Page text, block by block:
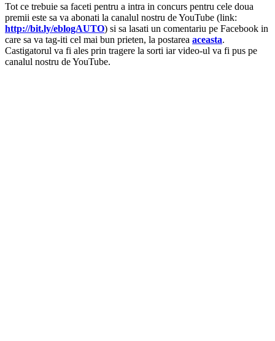
Tot ce trebuie sa faceti pentru a intra in concurs pentru cele doua
premii este sa va abonati la canalul nostru de YouTube (link:
http://bit.ly/eblogAUTO) si sa lasati un comentariu pe Facebook in
care sa va tag-iti cel mai bun prieten, la postarea aceasta.
Castigatorul va fi ales prin tragere la sorti iar video-ul va fi pus pe
canalul nostru de YouTube.